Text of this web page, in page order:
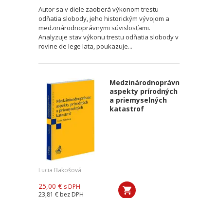
Autor sa v diele zaoberá výkonom trestu
odňatia slobody, jeho historickým vývojom a
medzinárodnoprávnymi súvislosťami.
Analyzuje stav výkonu trestu odňatia slobody v
rovine de lege lata, poukazuje...
Medzinárodnoprávne
aspekty prírodných
a priemyselných
katastrof
Lucia Bakošová
25,00 € s DPH
23,81 € bez DPH